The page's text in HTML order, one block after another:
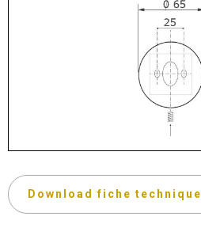
Download fiche technique